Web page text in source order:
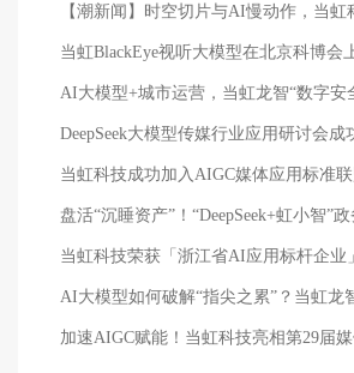
当虹BlackEye视听大模型在北京科博会
当虹科技成功加入AIGC媒体应用标准联